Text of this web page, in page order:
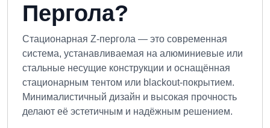
Пергола?
Стационарная Z-пергола — это современная
система, устанавливаемая на алюминиевые или
стальные несущие конструкции и оснащённая
стационарным тентом или blackout-покрытием.
Минималистичный дизайн и высокая прочность
делают её эстетичным и надёжным решением.